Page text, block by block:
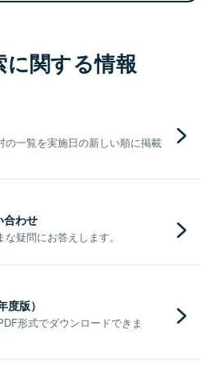
に関する情報
の一覧を実施日の新しい順に掲載
合わせ
疑問にお答えします。
版）
形式でダウンロードできま